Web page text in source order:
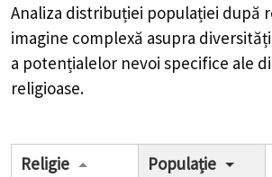
Analiza distribuției populației după
imagine complexă asupra
a potențialelor nevoi specifice ale
religioase.
Religie Populație